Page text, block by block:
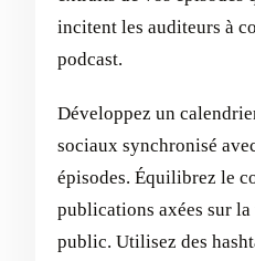
incitent les auditeurs à
podcast.
Développez un
sociaux synchronisé
épisodes. Équilibrez le
publications axées sur
public. Utilisez des